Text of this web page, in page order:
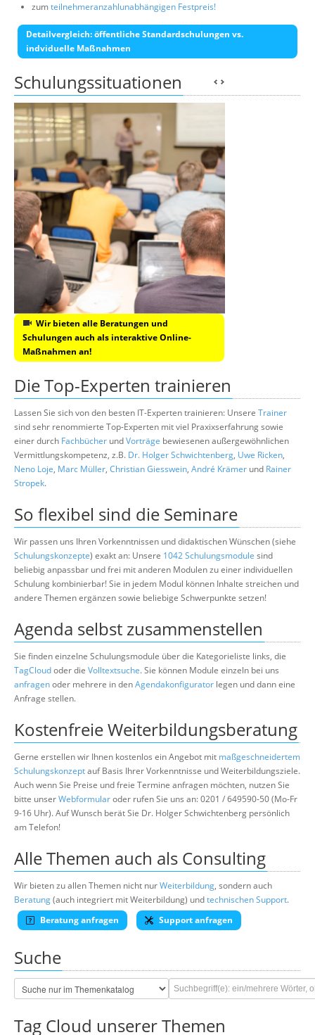
zumteilnehmeranzahlunabhängigen Festpreis!
Detailvergleich: öffentliche Standardschulungen vs.
indviduelle Maßnahmen
Schulungssituationen
Wir bieten alle Beratungen und
Schulungen auch als interaktive Online-
Maßnahmen an!
Die Top-Experten trainieren
Lassen Sie sich von den besten IT-Experten trainieren: Unsere Trainer
sind sehr renommierte Top-Experten mit viel Praxixserfahrung sowie
einer durch Fachbücher undVorträge bewiesenen außergewöhnlichen
Vermittlungskompetenz, z.B. Dr. Holger Schwichtenberg, Uwe Ricken,
Neno Loje, Marc Müller, Christian Giesswein, André Krämer und Rainer
Stropek.
So flexibel sind die Seminare
Wir passen uns Ihren Vorkenntnissen und didaktischen Wünschen (siehe
Schulungskonzepte) exakt an: Unsere 1042 Schulungsmodule sind
beliebig anpassbar und frei mit anderen Modulen zu einer individuellen
Schulung kombinierbar! Sie in jedem Modul können Inhalte streichen und
andere Themen ergänzen sowie beliebige Schwerpunkte setzen!
Agenda selbst zusammenstellen
Sie finden einzelne Schulungsmodule über die Kategorieliste links, die
TagCloudoder die Volltextsuche. Sie können Module einzeln bei uns
anfragenoder mehrere in denAgendakonfigurator legen und dann eine
Anfrage stellen.
Kostenfreie Weiterbildungsberatung
Gerne erstellen wir Ihnen kostenlos ein Angebot mit maßgeschneidertem
Schulungskonzeptauf Basis Ihrer Vorkenntnisse und Weiterbildungsziele.
Auch wenn Sie Preise und freie Termine anfragen möchten, nutzen Sie
bitte unserWebformularoder rufen Sie uns an: 0201 / 649590-50 (Mo-Fr
9-16 Uhr). Auf Wunsch berät Sie Dr. Holger Schwichtenberg persönlich
am Telefon!
Alle Themen auch als Consulting
Wir bieten zu allen Themen nicht nurWeiterbildung, sondern auch
Beratung(auch integriert mit Weiterbildung) undtechnischen Support.
Beratung anfragen
Support anfragen
Suche
Tag Cloud unserer Themen